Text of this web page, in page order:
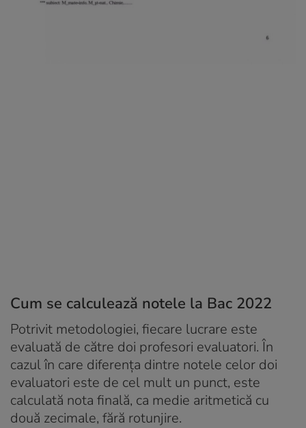
Cum se calculează notele la Bac 2022
Potrivit metodologiei, fiecare lucrare este
evaluată de către doi profesori evaluatori. În
cazul în care diferența dintre notele celor doi
evaluatori este de cel mult un punct, este
calculată nota finală, ca medie aritmetică cu
două zecimale, fără rotunjire.